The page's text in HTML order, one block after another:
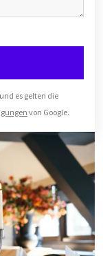
es gelten die
von Google.